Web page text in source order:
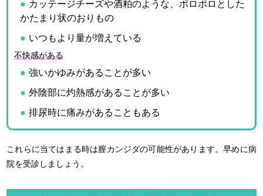
カッテージチーズや酒粕のような、ポロポロとした
かたまり状のおりもの
いつもより量が増えている
不快感がある
強いかゆみがあることが多い
外陰部に灼熱感があることが多い
排尿時に痛みがあることもある
これらに当てはまる時は膣カンジダの可能性があります。早めに病
院を受診しましょう。